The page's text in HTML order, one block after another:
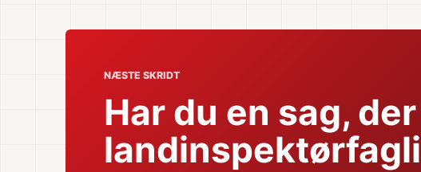
NÆSTE SKRIDT
Har du en sag,